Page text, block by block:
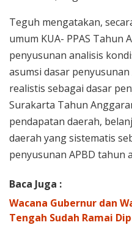
Teguh mengatakan,
umum KUA- PPAS Tahun
penyusunan analisis
asumsi dasar
realistis sebagai dasar
Surakarta Tahun
pendapatan daerah,
daerah yang sistematis
penyusunan APBD tahun
Baca Juga :
Wacana Gubernur dan
Tengah Sudah Ramai